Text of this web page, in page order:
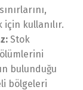
kullanılır.
Stok
bulunduğu
bölgeleri